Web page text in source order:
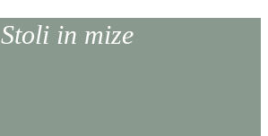
Stoli in mize